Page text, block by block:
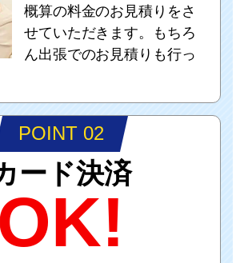
概算の料金のお見積りをさ
せていただきます。もちろ
ん出張でのお見積りも行っ
POINT 02
ード決済
OK!